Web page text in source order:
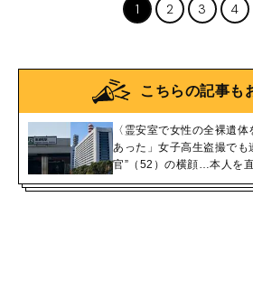
1 2 3 4
こちらの記事も
〈霊安室で女性の全裸遺
あった」女子高生盗撮でも
官”（52）の横顔…本人を